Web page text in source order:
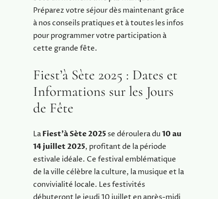
Préparez votre séjour dès maintenant grâce
à nos conseils pratiques et à toutes les infos
pour programmer votre participation à
cette grande fête.
Fiest’à Sète 2025 : Dates et
Informations sur les Jours
de Fête
LaFiest’à Sète 2025se déroulera du10 au
14 juillet 2025, profitant de la période
estivale idéale. Ce festival emblématique
de la ville célèbre la culture, la musique et la
convivialité locale. Les festivités